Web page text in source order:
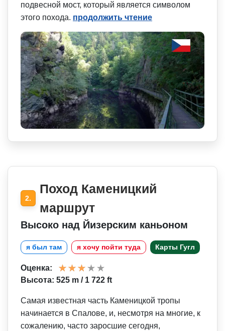
подвесной мост, который является символом
этого похода. продолжить чтение
2.
Поход Каменицкий
маршрут
Высоко над Йизерским каньоном
я был там я хочу пойти туда Карты Гугл
Оценка:
Высота: 525 m / 1 722 ft
Самая известная часть Каменицкой тропы
начинается в Спалове, и, несмотря на многие, к
сожалению, часто заросшие сегодня,